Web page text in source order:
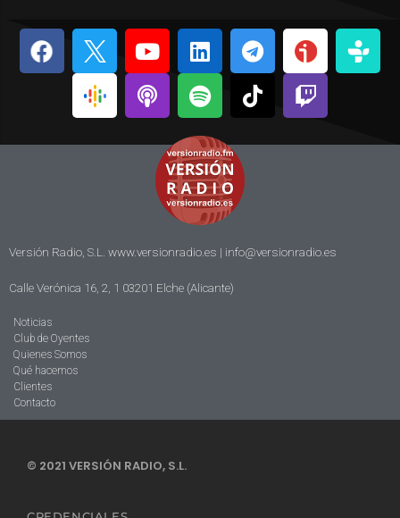
Versión Radio, S.L. www.versionradio.es | info@versionradio.es
Calle Verónica 16, 2, 1 03201 Elche (Alicante)
Noticias
Club de Oyentes
Quienes Somos
Qué hacemos
Clientes
Contacto
© 2021 VERSIÓN RADIO, S.L.